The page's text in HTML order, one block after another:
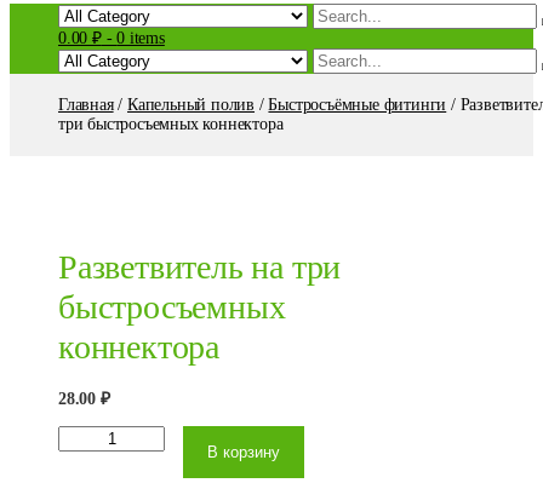
0.00 ₽-0 items
Главная/Капельный полив /Быстросъёмные фитинги /
три быстросъемных коннектора
Разветвитель на три
быстросъемных
коннектора
28.00 ₽
Количество
товара
В корзину